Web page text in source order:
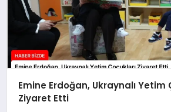
Emine Erdoğan, Ukraynalı Yetim
Ziyaret Etti